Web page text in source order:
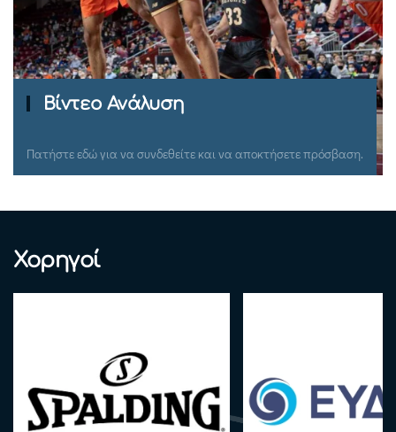
Ομιλίες Σεμιναρίων
Πατήστε εδώ για να συνδεθείτε και να αποκτήσετε πρόσβαση.
Χορηγοί